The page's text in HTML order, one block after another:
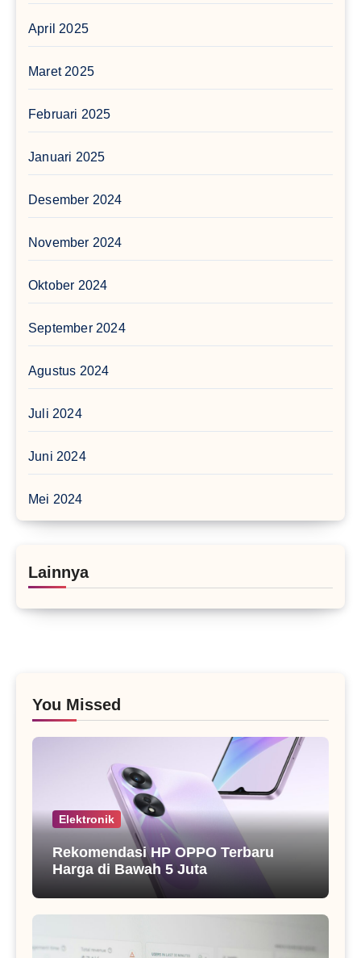
April 2025
Maret 2025
Februari 2025
Januari 2025
Desember 2024
November 2024
Oktober 2024
September 2024
Agustus 2024
Juli 2024
Juni 2024
Mei 2024
Lainnya
You Missed
Elektronik
Rekomendasi HP OPPO Terbaru
Harga di Bawah 5 Juta